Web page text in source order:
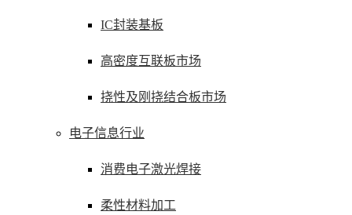
IC封装基板
高密度互联板市场
挠性及刚挠结合板市场
电子信息行业
消费电子激光焊接
柔性材料加工